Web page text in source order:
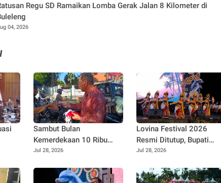
Regu SD Ramaikan Lomba Gerak Jalan 8 Kilometer di
04, 2026
Sambut Bulan
Kemerdekaan 10 Ribu
Bendera Siap Dibagikan
Jul 28, 2026
Lovina Festival 2026
Resmi Ditutup, Bupati
Sutjidra: Bali Utara Siap
Pariwisata Kelas Dunia
Jul 28, 2026